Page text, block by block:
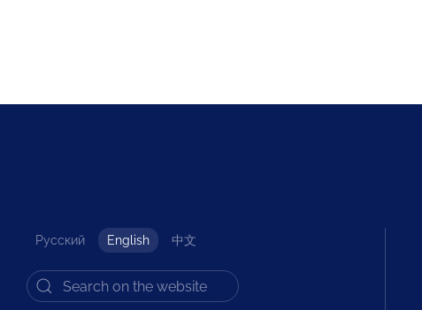
Русский English 中文